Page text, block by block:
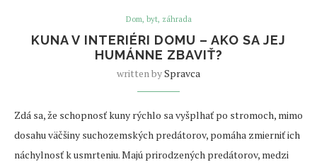
Dom, byt, záhrada
KUNA V INTERIÉRI DOMU – AKO SA JEJ
HUMÁNNE ZBAVIŤ?
written bySpravca
Zdá sa, že schopnosť kuny rýchlo sa vyšplhať po stromoch, mimo
dosahu väčšiny suchozemských predátorov, pomáha zmierniť ich
náchylnosť k usmrteniu. Majú prirodzených predátorov, medzi